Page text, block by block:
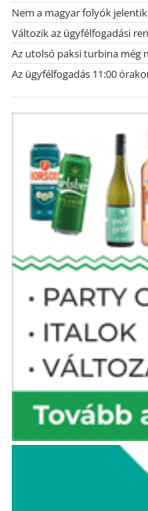
Nem a magyar folyók
Változik az ügyfélfogadási
Az utolsó paksi turbina még
Az ügyfélfogadás 11:00